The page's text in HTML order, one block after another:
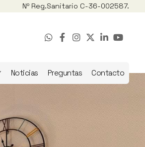
Nº Reg.Sanitario C-36-002587.
Noticias Preguntas Contacto